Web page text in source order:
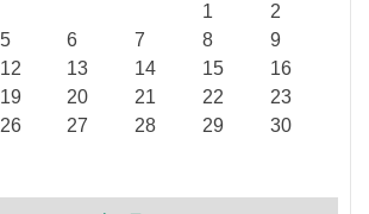
1
2
5 6 7 8
9
12 13 14 15
16
19 20 21 22
23
26 27 28 29
30